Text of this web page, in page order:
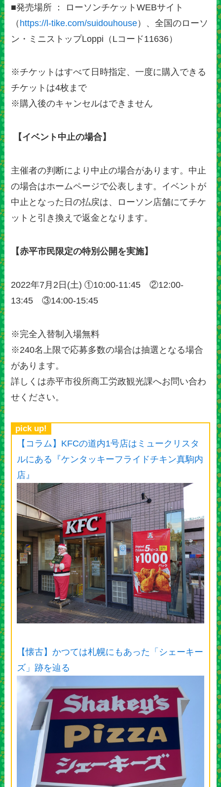
■発売場所 ： ローソンチケットWEBサイト
（ https://l-tike.com/suidouhouse）、全国のローソ
ン・ミニストップLoppi（Lコード11636）
※チケットはすべて日時指定、一度に購入できる
チケットは4枚まで
※購入後のキャンセルはできません
【イベント中止の場合】
主催者の判断により中止の場合があります。中止
の場合はホームページで公表します。イベントが
中止となった日の払戻は、ローソン店舗にてチケ
ットと引き換えで返金となります。
【赤平市民限定の特別公開を実施】
2022年7月2日(土) ①10:00-11:45 ②12:00-
13:45 ③14:00-15:45
※完全入替制入場無料
※240名上限で応募多数の場合は抽選となる場合
があります。
詳しくは赤平市役所商工労政観光課へお問い合わ
せください。
pick up!
【コラム】KFCの道内1号店はミュークリスタ
ルにある『ケンタッキーフライドチキン真駒内
店』
【懐古】かつては札幌にもあった「シェーキー
ズ」跡を辿る